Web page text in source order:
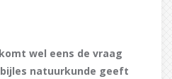
wel eens de vraag
natuurkunde geeft